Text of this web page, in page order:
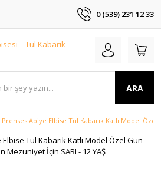
0 (539) 231 12 33
ARA
Prenses Abiye Elbise Tül Kabarık Katlı Model